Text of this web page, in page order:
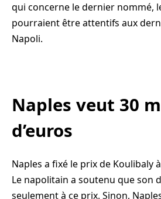
qui concerne le dernier nommé,
pourraient être attentifs aux
Napoli.
Naples veut 30
d’euros
Naples a fixé le prix de Koulibaly
Le napolitain a soutenu que son
seulement à ce prix. Sinon,